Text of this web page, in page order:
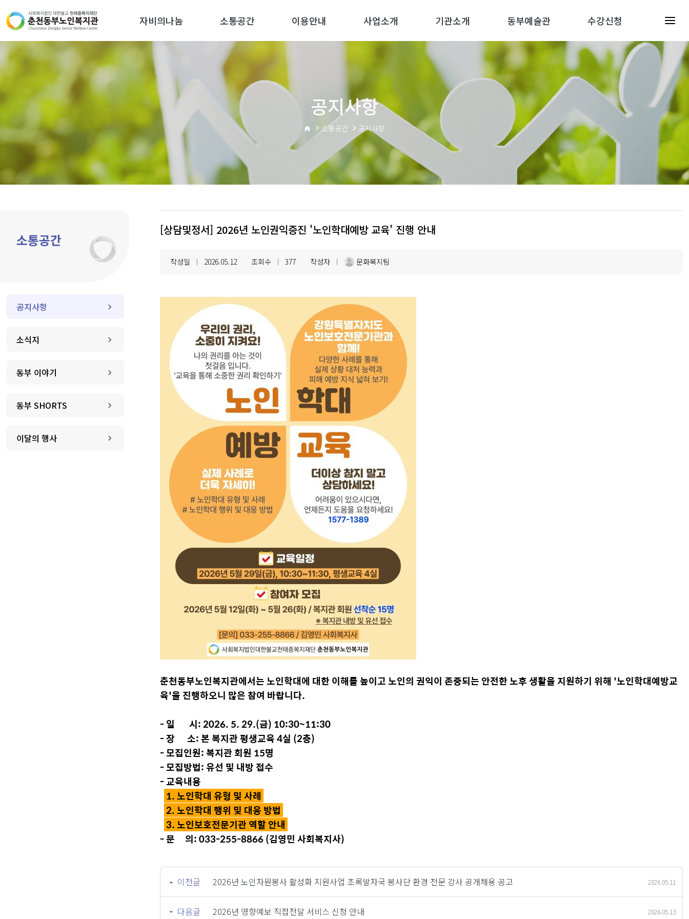
자비의나눔 소통공간 이용안내 사업소개 기관소개 동부예술관 수강신청
공지사항
소통공간 공지사항
소통공간
공지사항
소식지
동부 이야기
동부 SHORTS
이달의 행사
[상담및정서] 2026년 노인권익증진 '노인학대예방 교육' 진행 안내
작성일 | 2026.05.12 조회수 | 377 작성자 | 문화복지팀
춘천동부노인복지관에서는 노인학대에 대한 이해를 높이고 노인의 권익이 존중되는 안전한 노후 생활을 지원하기 위해 '노인학대예방교
육'을 진행하오니 많은 참여 바랍니다.
- 일 시: 2026. 5. 29.(금) 10:30~11:30
- 장 소: 본 복지관 평생교육 4실 (2층)
- 모집인원: 복지관 회원 15명
- 모집방법: 유선 및 내방 접수
- 교육내용
1. 노인학대 유형 및 사례
2. 노인학대 행위 및 대응 방법
3. 노인보호전문기관 역할 안내
- 문 의: 033-255-8866 (김영민 사회복지사)
이전글 2026년 노인자원봉사 활성화 지원사업 초록발자국 봉사단 환경 전문 강사 공개채용 공고 2026.05.11
다음글 2026년 영향예보 직접전달 서비스 신청 안내 2026.05.13